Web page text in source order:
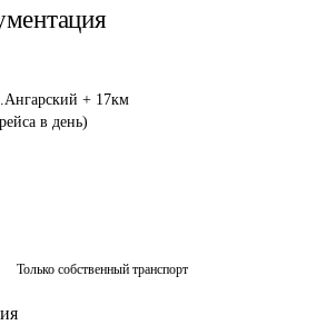
+ 17км
в день)
Только собственный транспорт